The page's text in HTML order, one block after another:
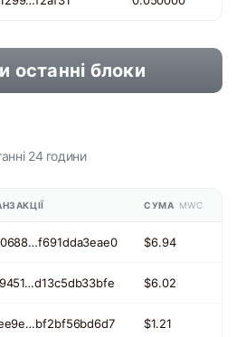
останні блоки
24 години
СУМА MWC
$6.94
$6.02
$1.21